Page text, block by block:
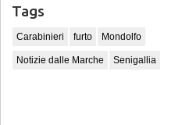
Tags
Carabinieri furto Mondolfo
Notizie dalle Marche Senigallia